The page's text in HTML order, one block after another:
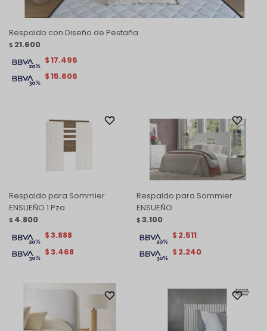
Respaldo con Diseño de Pestaña
$ 21.600
$15.606
$17.496
Respaldo para Sommier
ENSUEÑO 1 Pza
$ 4.800
$3.468
$3.888
Respaldo para Sommier
ENSUEÑO
$ 3.100
$ 2.240
$ 2.511